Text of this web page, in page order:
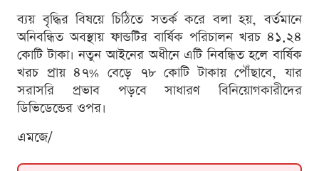
ব্যয় বৃদ্ধির বিষয়ে চিঠিতে সতর্ক করে বলা হয়, বর্তমানে
অনিবন্ধিত অবস্থায় ফান্ডটির বার্ষিক পরিচালন খরচ ৪১.২৪
কোটি টাকা। নতুন আইনের অধীনে এটি নিবন্ধিত হলে বার্ষিক
খরচ প্রায় ৪৭% বেড়ে ৭৮ কোটি টাকায় পৌঁছাবে, যার
সরাসরি প্রভাব পড়বে সাধারণ বিনিয়োগকারীদের
ডিভিডেন্ডের ওপর।
এমজে/